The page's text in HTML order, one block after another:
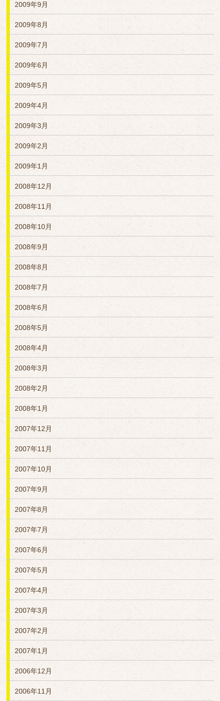
2009年9月
2009年8月
2009年7月
2009年6月
2009年5月
2009年4月
2009年3月
2009年2月
2009年1月
2008年12月
2008年11月
2008年10月
2008年9月
2008年8月
2008年7月
2008年6月
2008年5月
2008年4月
2008年3月
2008年2月
2008年1月
2007年12月
2007年11月
2007年10月
2007年9月
2007年8月
2007年7月
2007年6月
2007年5月
2007年4月
2007年3月
2007年2月
2007年1月
2006年12月
2006年11月